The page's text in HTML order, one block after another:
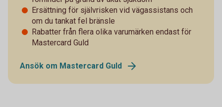
Ersättning för självrisken vid vägassistans och
om du tankat fel bränsle
Rabatter från flera olika varumärken endast för
Mastercard Guld
Ansök om Mastercard Guld